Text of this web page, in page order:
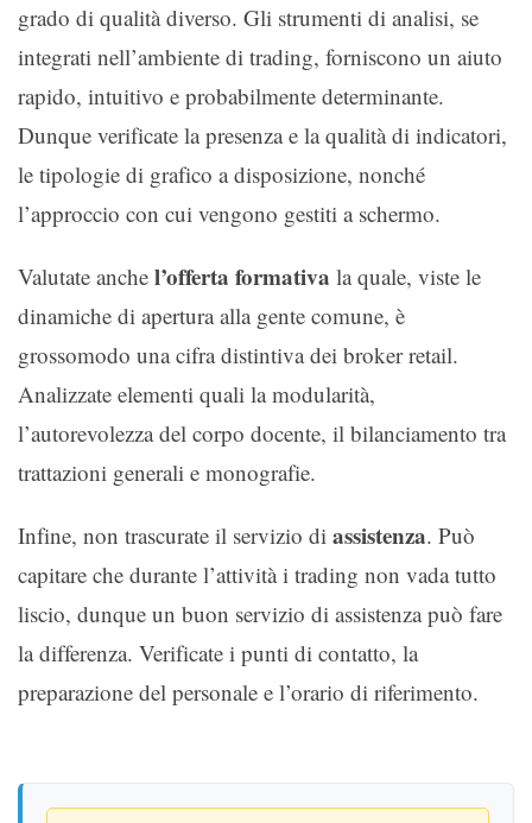
grado di qualità diverso. Gli strumenti di analisi, se
integrati nell’ambiente di trading, forniscono un aiuto
rapido, intuitivo e probabilmente determinante.
Dunque verificate la presenza e la qualità di indicatori,
le tipologie di grafico a disposizione, nonché
l’approccio con cui vengono gestiti a schermo.
Valutate anche l’offerta formativa la quale, viste le
dinamiche di apertura alla gente comune, è
grossomodo una cifra distintiva dei broker retail.
Analizzate elementi quali la modularità,
l’autorevolezza del corpo docente, il bilanciamento tra
trattazioni generali e monografie.
Infine, non trascurate il servizio di assistenza. Può
capitare che durante l’attività i trading non vada tutto
liscio, dunque un buon servizio di assistenza può fare
la differenza. Verificate i punti di contatto, la
preparazione del personale e l’orario di riferimento.